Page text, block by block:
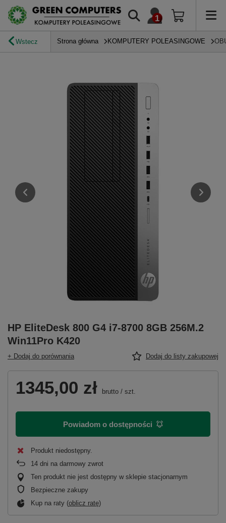
Wstecz Strona główna KOMPUTERY POLEASINGOWE
HP EliteDesk 800 G4 i7-8700 8GB 256M.2
Win11Pro K420
+ Dodaj do porównania Dodaj do listy zakupowej
1345,00 zł brutto / szt.
Powiadom o dostępności
Produkt niedostępny
14 dni na darmowy zwrot
Ten produkt nie jest dostępny w sklepie stacjonarnym
Bezpieczne zakupy
Kup na raty (oblicz ratę)